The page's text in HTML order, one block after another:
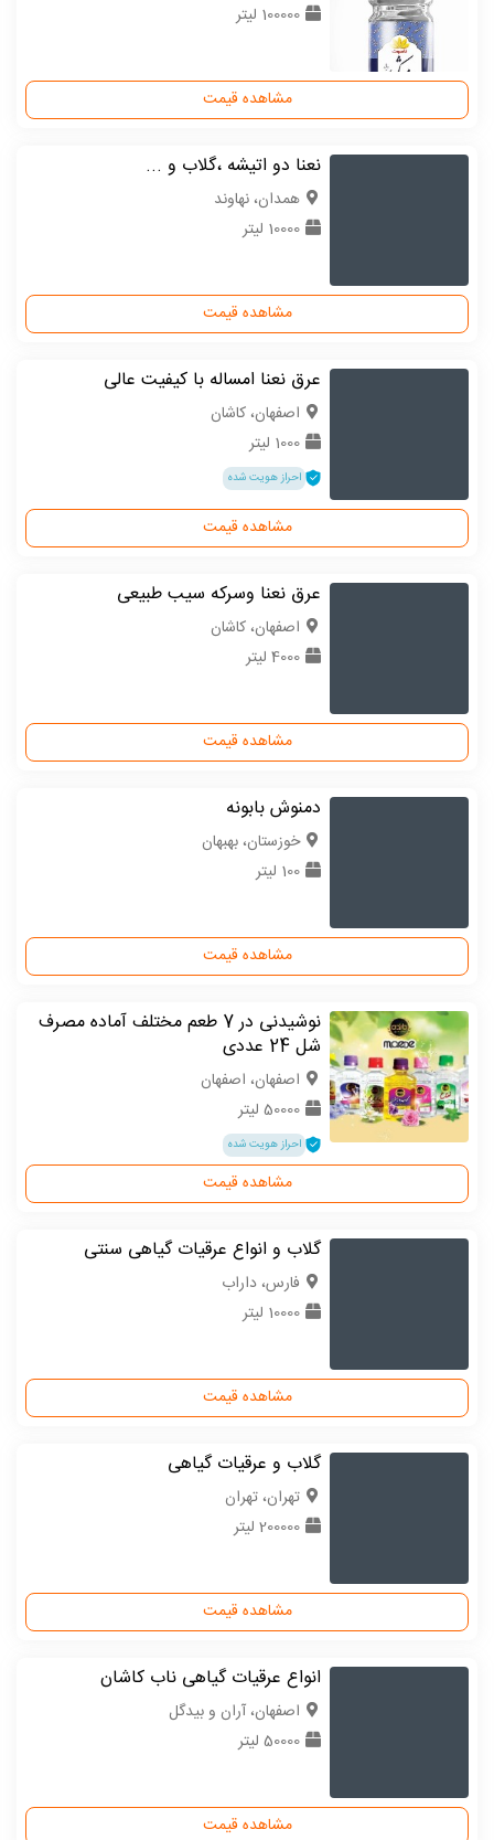
100000 لیتر
مشاهده قیمت
نعنا دو اتیشه ،گلاب و ...
همدان، نهاوند
10000 لیتر
مشاهده قیمت
عرق نعنا امساله با کیفیت عالی
اصفهان، کاشان
1000 لیتر
احراز هویت شده
مشاهده قیمت
عرق نعنا وسرکه سیب طبیعی
اصفهان، کاشان
4000 لیتر
مشاهده قیمت
دمنوش بابونه
خوزستان، بهبهان
100 لیتر
مشاهده قیمت
نوشیدنی در 7 طعم مختلف آماده مصرف
شل 24 عددی
اصفهان، اصفهان
50000 لیتر
احراز هویت شده
مشاهده قیمت
گلاب و انواع عرقیات گیاهی سنتی
فارس، داراب
10000 لیتر
مشاهده قیمت
گلاب و عرقیات گیاهی
تهران، تهران
200000 لیتر
مشاهده قیمت
انواع عرقیات گیاهی ناب کاشان
اصفهان، آران و بیدگل
50000 لیتر
مشاهده قیمت